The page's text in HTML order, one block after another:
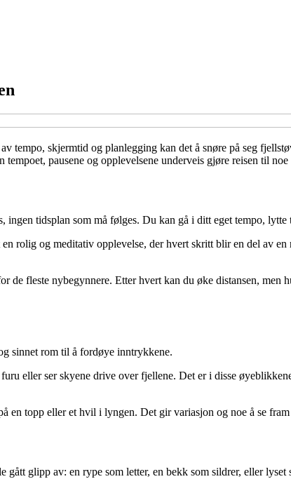
tempo, skjermtid og planlegging kan det å snøre på seg
pausene og opplevelsene underveis gjøre reisen til noe
ingen tidsplan som må følges. Du kan gå i ditt eget tempo,
rolig og meditativ opplevelse, der hvert skritt blir en del av
de fleste nybegynnere. Etter hvert kan du øke distansen, men
sinnet rom til å fordøye inntrykkene.
eller ser skyene drive over fjellene. Det er i disse
en topp eller et hvil i lyngen. Det gir variasjon og noe å se
glipp av: en rype som letter, en bekk som sildrer, eller lyset